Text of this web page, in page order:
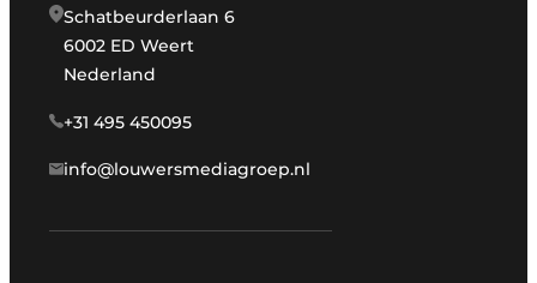
Schatbeurderlaan 6
6002 ED Weert
Nederland
+31 495 450095
info@louwersmediagroep.nl